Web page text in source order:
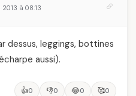
2013 à 08:13
dessus, leggings, bottines
aussi).
👍0 👎0 😂0 🥰0